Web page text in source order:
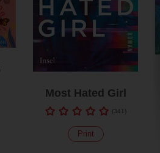
Most Hated Girl
(341 )
Print